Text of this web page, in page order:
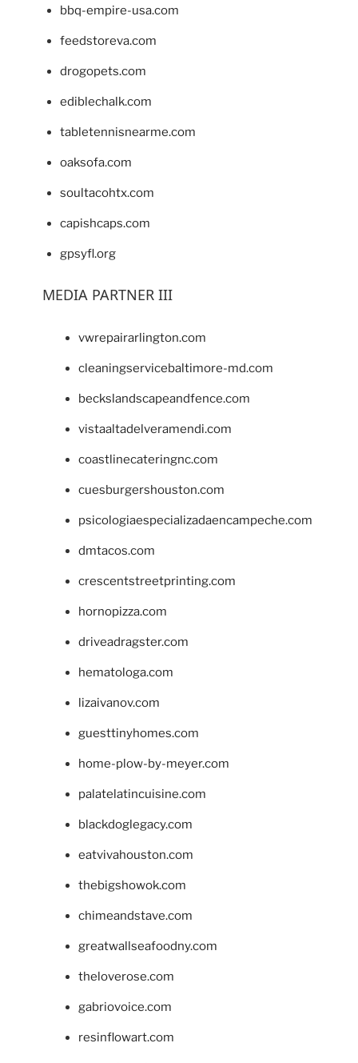
bbq-empire-usa.com
feedstoreva.com
drogopets.com
ediblechalk.com
tabletennisnearme.com
oaksofa.com
soultacohtx.com
capishcaps.com
gpsyfl.org
MEDIA PARTNER III
vwrepairarlington.com
cleaningservicebaltimore-md.com
beckslandscapeandfence.com
vistaaltadelveramendi.com
coastlinecateringnc.com
cuesburgershouston.com
psicologiaespecializadaencampeche.com
dmtacos.com
crescentstreetprinting.com
hornopizza.com
driveadragster.com
hematologa.com
lizaivanov.com
guesttinyhomes.com
home-plow-by-meyer.com
palatelatincuisine.com
blackdoglegacy.com
eatvivahouston.com
thebigshowok.com
chimeandstave.com
greatwallseafoodny.com
theloverose.com
gabriovoice.com
resinflowart.com